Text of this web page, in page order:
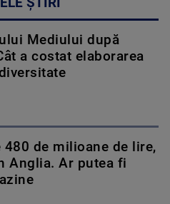
Mediului după
a costat elaborarea
480 de milioane de lire,
Anglia. Ar putea fi